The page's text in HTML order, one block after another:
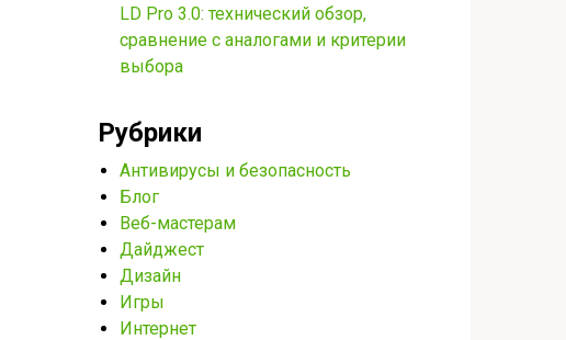
LD Pro 3.0: технический обзор,
сравнение с аналогами и критерии
выбора
Рубрики
Антивирусы и безопасность
Блог
Веб-мастерам
Дайджест
Дизайн
Игры
Интернет